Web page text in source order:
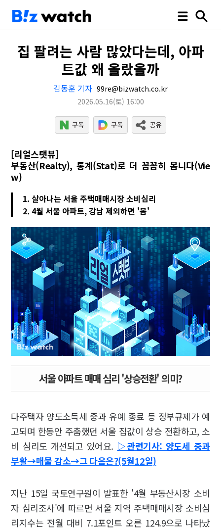
집 팔려는 사람 많았다는데, 아파
트값 왜 올랐을까
김동훈 기자 99re@bizwatch.co.kr
2026.05.16(토) 16:00
[리얼스탯뷰]
부동산(Realty), 통계(Stat)로 더 꼼꼼히 봅니다(Vie
w)
1. 살아나는 서울 주택매매시장 소비심리
2. 4월 서울 아파트, 강남 제외하면 '봄'
서울 아파트 매매 심리 '상승전환' 의미?
다주택자 양도소득세 중과 유예 종료 등 정부규제가 예
고되며 한동안 주춤했던 서울 집값이 상승 전환하고, 소
비 심리도 개선되고 있어요. ▷관련기사: 양도세 중과
부활→매물 감소→그 다음은?(5월12일)
지난 15일 국토연구원이 발표한 '4월 부동산시장 소비
자 심리조사'에 따르면 서울 지역 주택매매시장 소비심
리지수는 전월 대비 7.1포인트 오른 124.9으로 나타났